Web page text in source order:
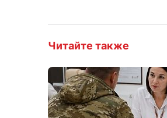
Читайте также